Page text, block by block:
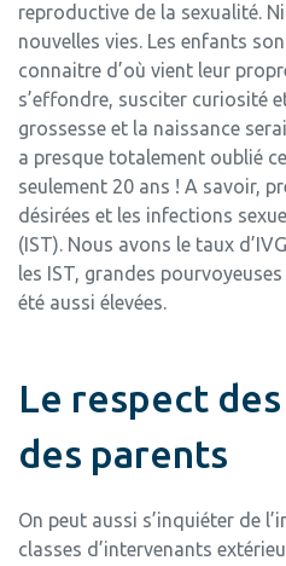
reproductive de la sexualité.
nouvelles vies. Les enfants
connaitre d’où vient leur
s’effondre, susciter curiosité
grossesse et la naissance
a presque totalement oublié
seulement 20 ans ! A savoir,
désirées et les infections
(IST). Nous avons le taux
les IST, grandes
été aussi élevées.
Le respect
des parents
On peut aussi s’inquiéter de
classes d’intervenants